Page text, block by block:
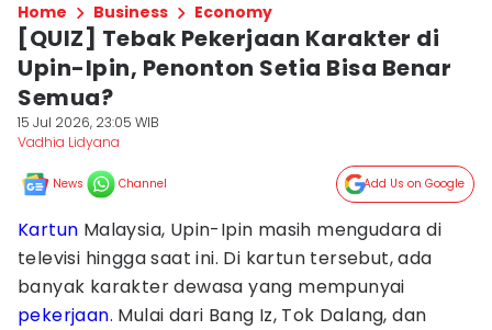
Home Business Economy
[QUIZ] Tebak Pekerjaan Karakter di
Upin-Ipin, Penonton Setia Bisa Benar
Semua?
15 Jul 2026, 23:05 WIB
Vadhia Lidyana
News Channel Add Us on Google
Kartun Malaysia, Upin-Ipin masih mengudara di
televisi hingga saat ini. Di kartun tersebut, ada
banyak karakter dewasa yang mempunyai
pekerjaan. Mulai dari Bang Iz, Tok Dalang, dan